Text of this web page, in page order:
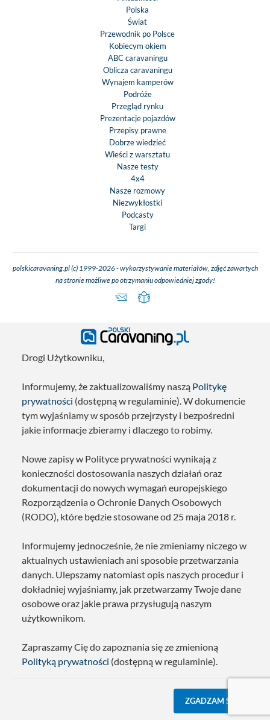
Polska
Świat
Przewodnik po Polsce
Kobiecym okiem
ABC caravaningu
Oblicza caravaningu
Wynajem kamperów
Podróże
Przegląd rynku
Prezentacje pojazdów
Przepisy prawne
Dobrze wiedzieć
Wieści z warsztatu
Nasze testy
4x4
Nasze rozmowy
Niezwykłostki
Podcasty
Targi
polskicaravaning.pl (c) 1999-2026 - wykorzystywanie materiałów, zdjęć zawartych
na stronie możliwe po otrzymaniu odpowiedniej zgody!
Drogi Użytkowniku,
Informujemy, że zaktualizowaliśmy naszą Politykę
prywatności (dostępną w regulaminie). W dokumencie
tym wyjaśniamy w sposób przejrzysty i bezpośredni
jakie informacje zbieramy i dlaczego to robimy.
Nowe zapisy w Polityce prywatności wynikają z
konieczności dostosowania naszych działań oraz
dokumentacji do nowych wymagań europejskiego
Rozporządzenia o Ochronie Danych Osobowych
(RODO), które będzie stosowane od 25 maja 2018 r.
Informujemy jednocześnie, że nie zmieniamy niczego w
aktualnych ustawieniach ani sposobie przetwarzania
danych. Ulepszamy natomiast opis naszych procedur i
dokładniej wyjaśniamy, jak przetwarzamy Twoje dane
osobowe oraz jakie prawa przysługują naszym
użytkownikom.
Zapraszamy Cię do zapoznania się ze zmienioną
Polityką prywatności (dostępną w regulaminie).
ZGADZAM SIĘ